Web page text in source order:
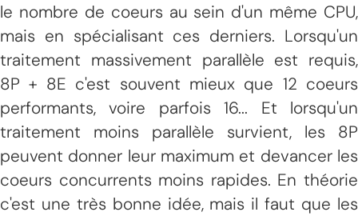
le nombre de coeurs au sein d'un même CPU,
mais en spécialisant ces derniers. Lorsqu'un
traitement massivement parallèle est requis,
8P + 8E c'est souvent mieux que 12 coeurs
performants, voire parfois 16... Et lorsqu'un
traitement moins parallèle survient, les 8P
peuvent donner leur maximum et devancer les
coeurs concurrents moins rapides. En théorie
c'est une très bonne idée, mais il faut que les